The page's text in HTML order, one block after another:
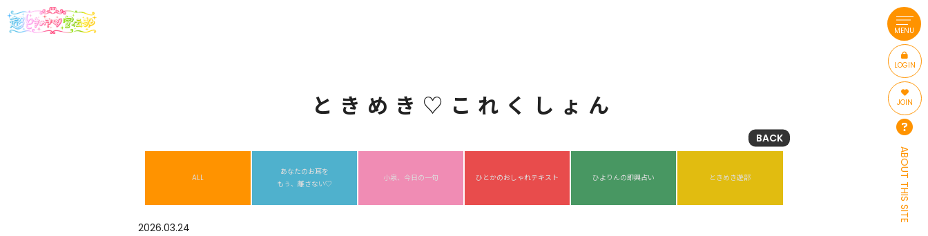
MENU
LOGIN
JOIN
ABOUT THIS SITE
ときめき♡これくしょん
BACK
ALL
あなたのお耳を
もぅ、離さない♡
小泉、今日の一句 ひとかのおしゃれテキスト ひよりんの即興占い ときめき遊部
2026.03.24